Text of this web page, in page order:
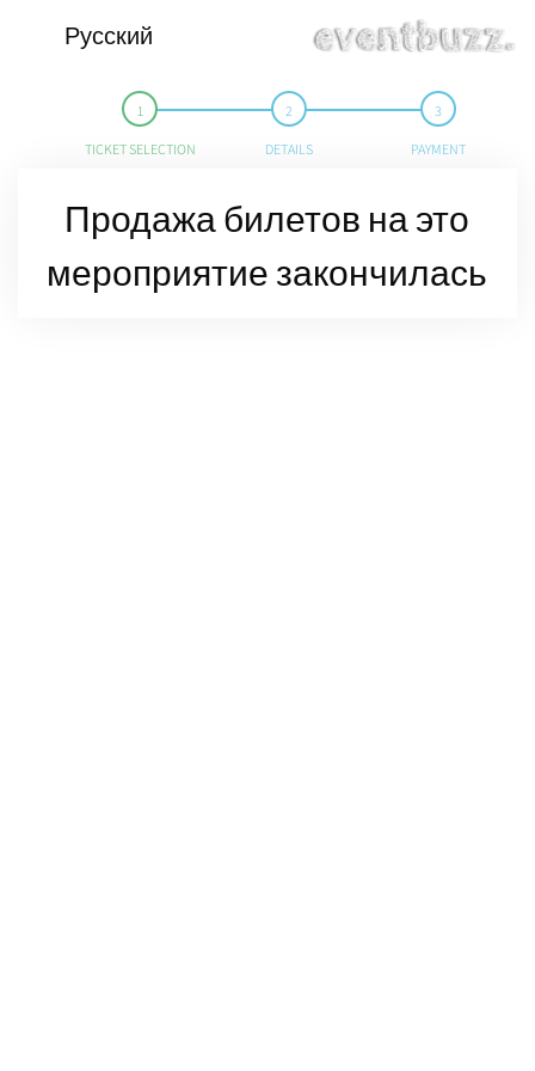
Русский
TICKET SELECTION DETAILS PAYMENT
Продажа билетов на это
мероприятие закончилась